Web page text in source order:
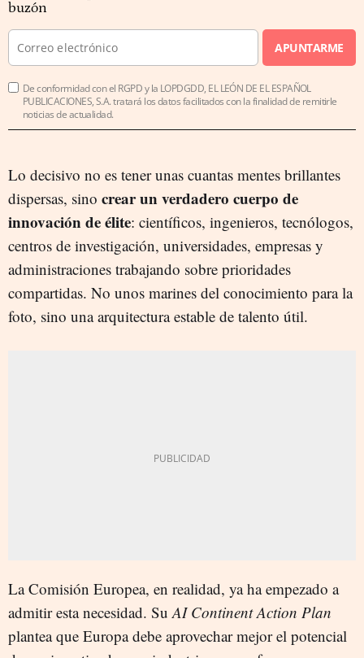
buzón
APUNTARME
De conformidad con el RGPD y la LOPDGDD, EL LEÓN DE EL ESPAÑOL
PUBLICACIONES, S.A. tratará los datos facilitados con la finalidad de remitirle
noticias de actualidad.
Lo decisivo no es tener unas cuantas mentes brillantes
dispersas, sino crear un verdadero cuerpo de
innovación de élite: científicos, ingenieros, tecnólogos,
centros de investigación, universidades, empresas y
administraciones trabajando sobre prioridades
compartidas. No unos marines del conocimiento para la
foto, sino una arquitectura estable de talento útil.
La Comisión Europea, en realidad, ya ha empezado a
admitir esta necesidad. SuAI Continent Action Plan
plantea que Europa debe aprovechar mejor el potencial